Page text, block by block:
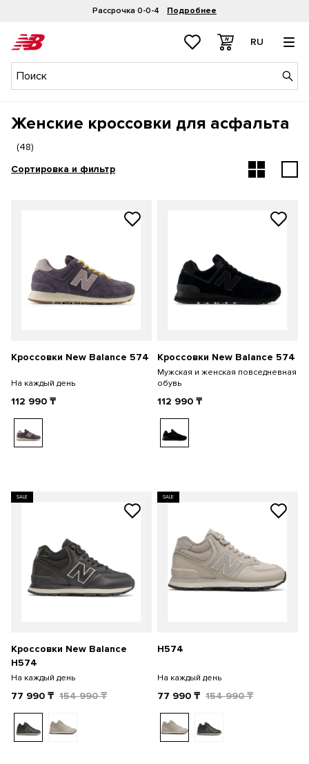
Рассрочка 0-0-4 Подробнее
RU
Женские кроссовки для асфальта
(48)
Сортировка и фильтр
Кроссовки New Balance 574
На каждый день
112 990 ₸
Кроссовки New Balance 574
Мужская и женская повседневная
обувь
112 990 ₸
SALE
Кроссовки New Balance
H574
На каждый день
77 990 ₸ 154 990₸
SALE
H574
На каждый день
77 990 ₸ 154 990₸